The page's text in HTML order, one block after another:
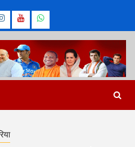
Youtube
Whatsapp